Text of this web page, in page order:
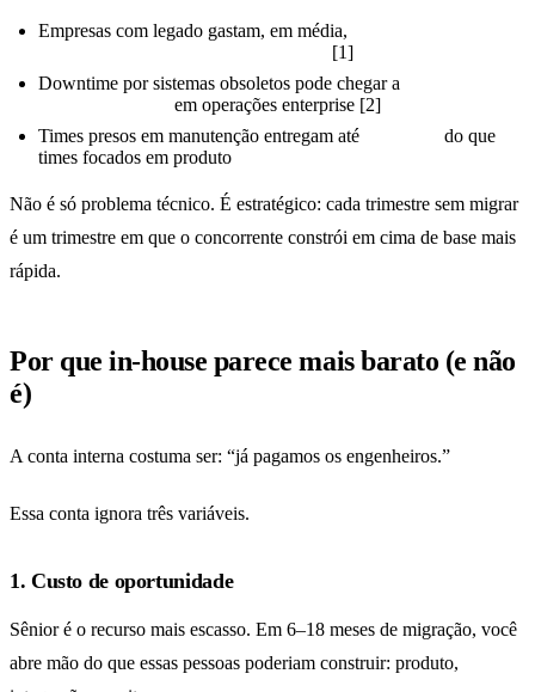
Empresas com legado gastam, em média,
[1]
Downtime por sistemas obsoletos pode chegar a
em operações enterprise [2]
Times presos em manutenção entregam até
do que
times focados em produto
Não é só problema técnico. É estratégico: cada trimestre sem migrar
é um trimestre em que o concorrente constrói em cima de base mais
rápida.
Por que in-house parece mais barato (e não
é)
A conta interna costuma ser: “já pagamos os engenheiros.”
Essa conta ignora três variáveis.
1. Custo de oportunidade
Sênior é o recurso mais escasso. Em 6–18 meses de migração, você
abre mão do que essas pessoas poderiam construir: produto,